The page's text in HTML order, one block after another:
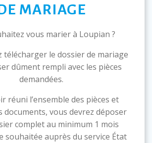
MARIAGE
vous marier à Loupian ?
télécharger le dossier de mariage
dûment rempli avec les pièces
demandées.
réuni l’ensemble des pièces et
documents, vous devrez déposer
complet au minimum 1 mois
souhaitée auprès du service État